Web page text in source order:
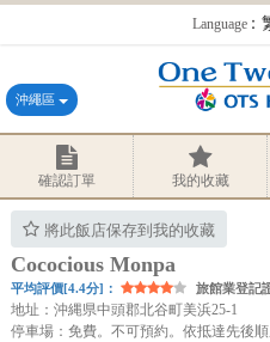
Language：
沖繩區
確認訂單 我的收藏
將此飯店保存到我的收藏
Cococious Monpa
平均評價[4.4分]： 旅館業登記
地址：沖縄県中頭郡北谷町美浜25-1
停車場：免費。不可預約。依抵達先後